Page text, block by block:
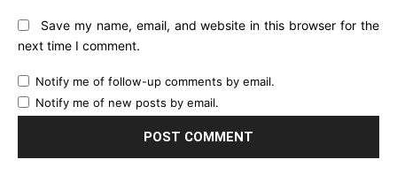
Save my name, email, and website in this browser for the
next time I comment.
Notify me of follow-up comments by email.
Notify me of new posts by email.